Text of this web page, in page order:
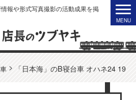
報や形式写真撮影の活動成果を掲
> 「日本海」のB寝台車 オハネ24 19